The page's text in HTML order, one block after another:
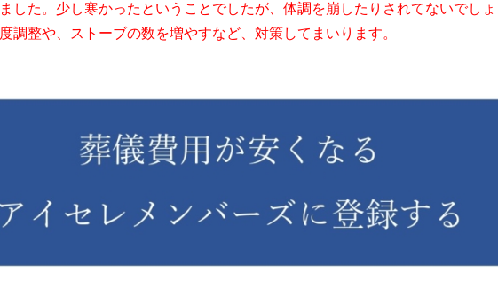
した。少し寒かったということでしたが、体調を崩したりされてないでしょ
調整や、ストーブの数を増やすなど、対策してまいります。